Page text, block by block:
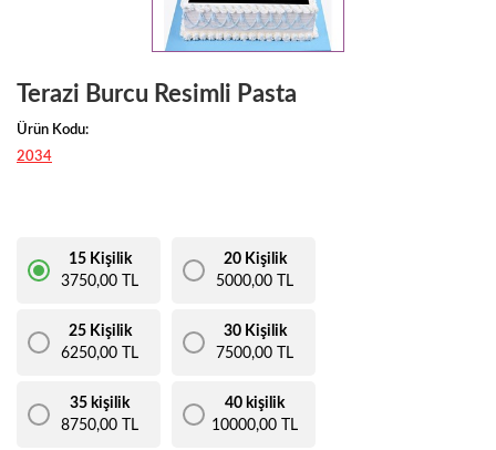
Terazi Burcu Resimli Pasta
Ürün Kodu:
2034
15 Kişilik
3750,00 TL
20 Kişilik
5000,00 TL
25 Kişilik
6250,00 TL
30 Kişilik
7500,00 TL
35 kişilik
8750,00 TL
40 kişilik
10000,00 TL